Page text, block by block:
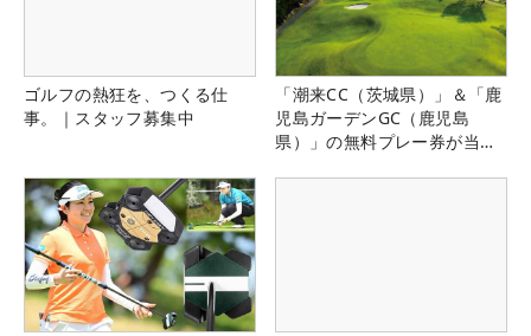
ゴルフの熱狂を、つくる仕
事。｜スタッフ募集中
「潮来CC（茨城県）」＆「鹿
児島ガーデンGC（鹿児島
県）」の無料プレー券が当た